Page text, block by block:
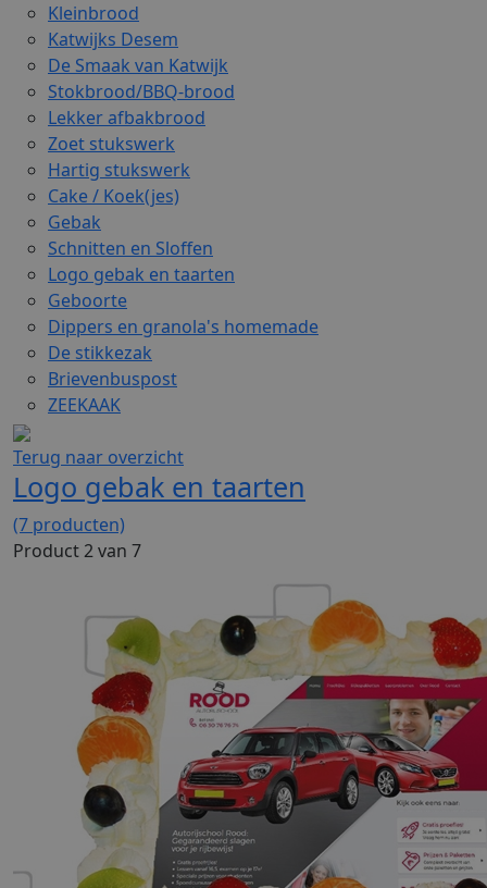
Kleinbrood
Katwijks Desem
De Smaak van Katwijk
Stokbrood/BBQ-brood
Lekker afbakbrood
Zoet stukswerk
Hartig stukswerk
Cake / Koek(jes)
Gebak
Schnitten en Sloffen
Logo gebak en taarten
Geboorte
Dippers en granola's homemade
De stikkezak
Brievenbuspost
ZEEKAAK
Terug naar overzicht
Logo gebak en taarten
(7 producten)
Product 2 van 7